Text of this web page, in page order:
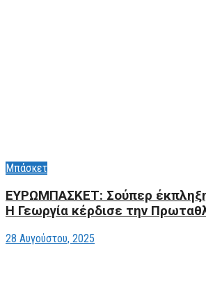
Μπάσκετ
ΕΥΡΩΜΠΑΣΚΕΤ: Σούπερ
Η Γεωργία κέρδισε την
28 Αυγούστου, 2025